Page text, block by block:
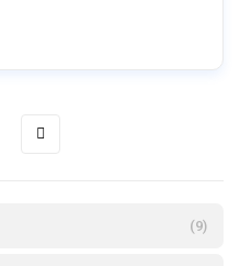
(9)